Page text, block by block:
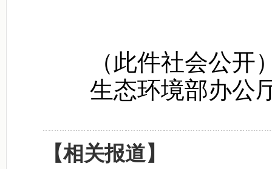
（此件社会公开
生态环境部办公厅
【相关报道】